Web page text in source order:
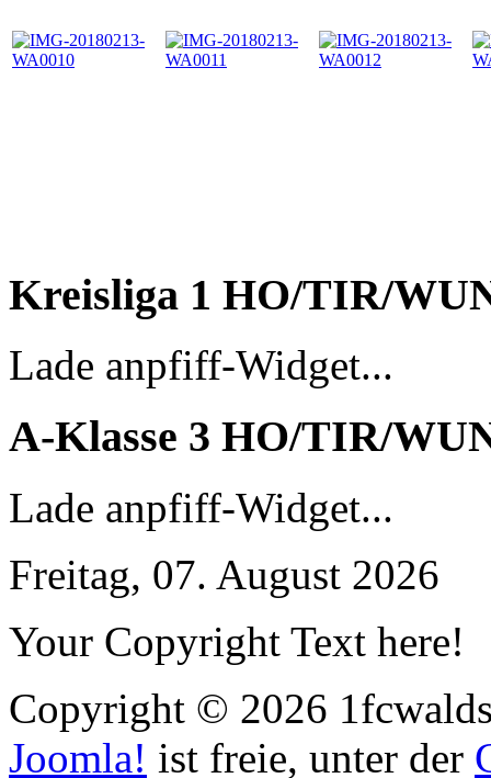
Kreisliga 1 HO/TIR/
Lade anpfiff-Widget...
A-Klasse 3 HO/TIR/
Lade anpfiff-Widget...
Freitag, 07. August 2026
Your Copyright Text here!
Copyright © 2026
Joomla! ist freie, unter der